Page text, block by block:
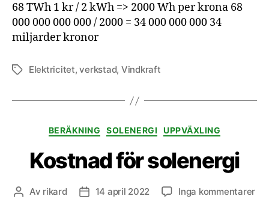
68 TWh 1 kr / 2 kWh => 2000 Wh per krona 68
000 000 000 000 / 2000 = 34 000 000 000 34
miljarder kronor
EtiketterElektricitet,verkstad, Vindkraft
Kategorier
BERÄKNING SOLENERGI UPPVÄXLING
Kostnad för solenergi
Inläggsförfattare
Av rikard Inläggsdatum
14 april 2022 Inga kommentarertill